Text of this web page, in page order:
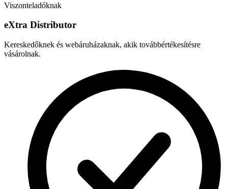
Viszonteladóknak
eXtra Distributor
Kereskedőknek és webáruházaknak, akik továbbértékesítésre
vásárolnak.